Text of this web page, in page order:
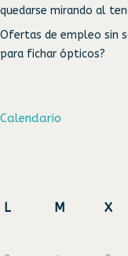
quedarse mirando al
Ofertas de empleo sin
para fichar ópticos?
Calendario
L M X